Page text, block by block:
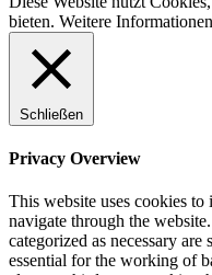
bieten. Weitere
Schließen
Privacy Overview
This website uses cookies
navigate through the
categorized as necessary
essential for the working of